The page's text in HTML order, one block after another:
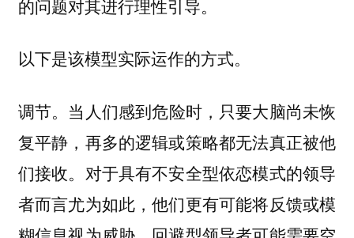
的问题对其进行理性引导。
以下是该模型实际运作的方式。
调节。 当人们感到危险时，只要大脑尚未恢
复平静，再多的逻辑或策略都无法真正被他
们接收。对于具有不安全型依恋模式的领导
者而言尤为如此，他们更有可能将反馈或模